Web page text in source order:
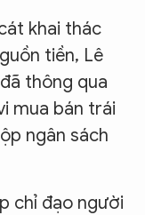
khai thác
tiền, Lê
thông qua
mua bán trái
ngân sách
chỉ đạo người